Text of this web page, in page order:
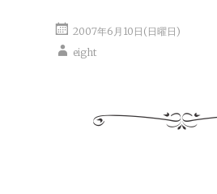
2007年6月10日(日曜日)
eight